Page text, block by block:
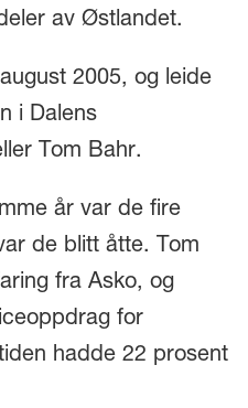
av Østlandet.
2005, og leide
i Dalens
Tom Bahr.
år var de fire
de blitt åtte. Tom
fra Asko, og
for
hadde 22 prosent